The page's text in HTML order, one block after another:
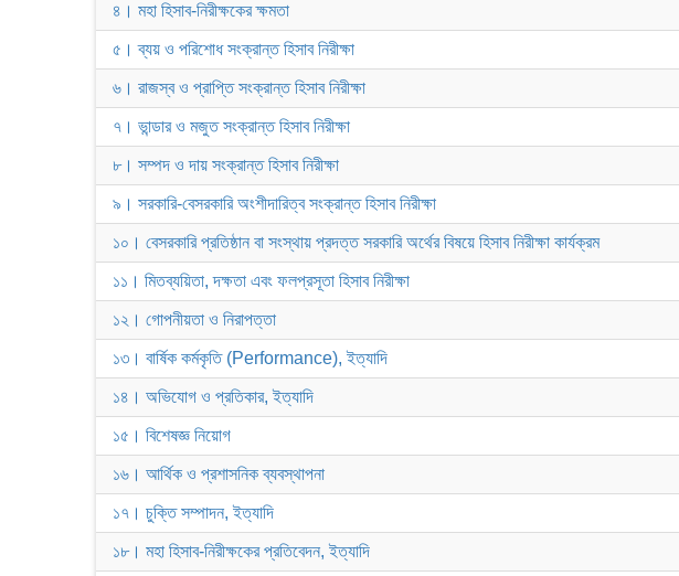
৪। মহা হিসাব-নিরীক্ষকের ক্ষমতা
৫। ব্যয় ও পরিশোধ সংক্রান্ত হিসাব নিরীক্ষা
৬। রাজস্ব ও প্রাপ্তি সংক্রান্ত হিসাব নিরীক্ষা
৭। ভান্ডার ও মজুত সংক্রান্ত হিসাব নিরীক্ষা
৮। সম্পদ ও দায় সংক্রান্ত হিসাব নিরীক্ষা
৯। সরকারি-বেসরকারি অংশীদারিত্ব সংক্রান্ত হিসাব নিরীক্ষা
১০। বেসরকারি প্রতিষ্ঠান বা সংস্থায় প্রদত্ত সরকারি অর্থের বিষয়ে হিসাব নিরীক্ষা কার্যক্রম
১১। মিতব্যয়িতা, দক্ষতা এবং ফলপ্রসূতা হিসাব নিরীক্ষা
১২। গোপনীয়তা ও নিরাপত্তা
১৩। বার্ষিক কর্মকৃতি (Performance), ইত্যাদি
১৪। অভিযোগ ও প্রতিকার, ইত্যাদি
১৫। বিশেষজ্ঞ নিয়োগ
১৬। আর্থিক ও প্রশাসনিক ব্যবস্থাপনা
১৭। চুক্তি সম্পাদন, ইত্যাদি
১৮। মহা হিসাব-নিরীক্ষকের প্রতিবেদন, ইত্যাদি